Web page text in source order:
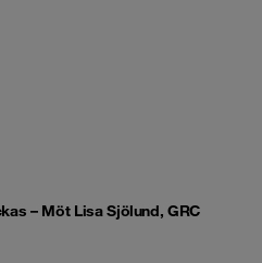
– Möt Lisa Sjölund, GRC